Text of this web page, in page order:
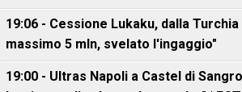
19:06 - Cessione Lukaku, dalla
massimo 5 mln, svelato l'ingaggio"
19:00 - Ultras Napoli a Castel di